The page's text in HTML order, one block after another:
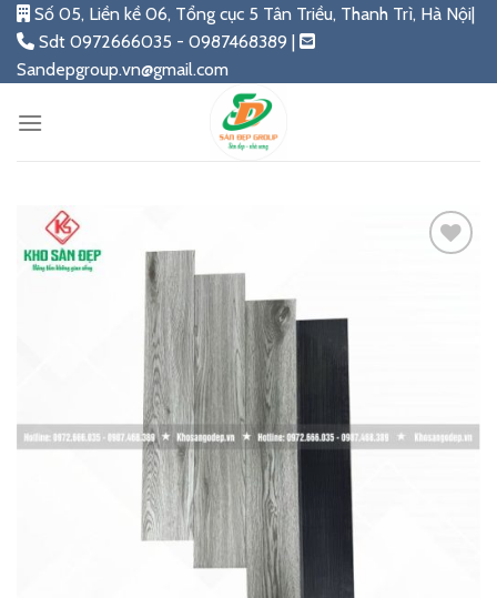
Skip
content
Số 05, Liền kề 06, Tổng cục 5 Tân Triều, Thanh Trì, Hà Nội|
Sdt 0972666035 - 0987468389 |
Sandepgroup.vn@gmail.com